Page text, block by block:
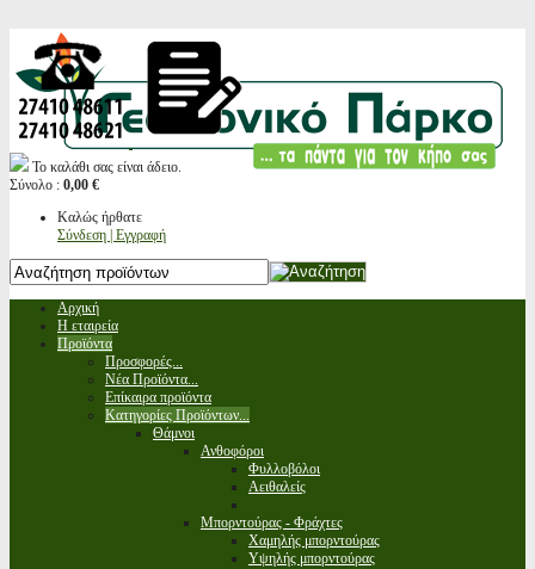
Το καλάθι σας είναι άδειο.
Σύνολο : 0,00 €
Καλώς ήρθατε
Σύνδεση | Εγγραφή
Αρχική
Η εταιρεία
Προϊόντα
Προσφορές...
Νέα Προϊόντα...
Επίκαιρα προϊόντα
Κατηγορίες Προϊόντων...
Θάμνοι
Ανθοφόροι
Φυλλοβόλοι
Αειθαλείς
Μπορντούρας - Φράχτες
Χαμηλής μπορντούρας
Υψηλής μπορντούρας